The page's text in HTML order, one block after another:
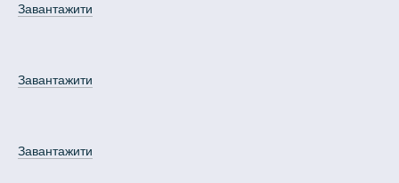
Завантажити
Завантажити
Завантажити